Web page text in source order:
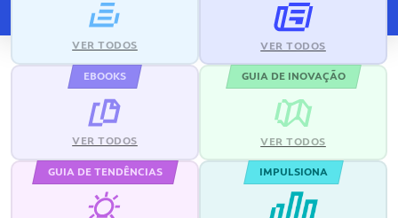
VER TODOS VER TODOS
EBOOKS
VER TODOS
GUIA DE INOVAÇÃO
VER TODOS
GUIA DE TENDÊNCIAS IMPULSIONA